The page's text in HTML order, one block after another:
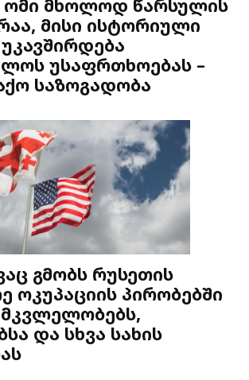
ომი მხოლოდ წარსულის
მისი ისტორიული
უსაფრთხოებას –
საზოგადობა
გმობს რუსეთის
ოკუპაციის პირობებში
და სხვა სახის